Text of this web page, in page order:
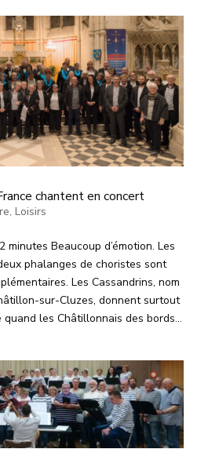
chantent en concert
, Loisirs
minutes Beaucoup d’émotion. Les
phalanges de choristes sont
Les Cassandrins, nom
sur-Cluzes, donnent surtout
les Châtillonnais des bords...